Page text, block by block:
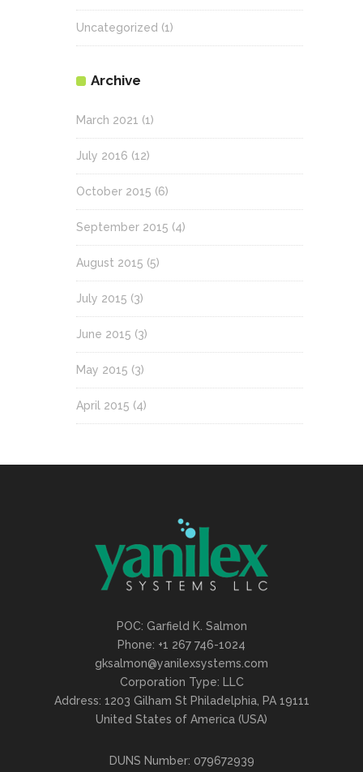
Uncategorized (1)
Archive
March 2021 (1)
July 2016 (12)
October 2015 (6)
September 2015 (4)
August 2015 (5)
July 2015 (3)
June 2015 (3)
May 2015 (3)
April 2015 (4)
POC: Garfield K. Salmon
Phone: +1 267 746-1024
gksalmon@yanilexsystems.com
Corporation Type: LLC
Address: 1203 Gilham St Philadelphia, PA 19111
United States of America (USA)
DUNS Number: 079672939